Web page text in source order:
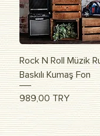
Rock N Roll Müzik
Baskılı Kumaş Fon
Цена
989,00 TRY